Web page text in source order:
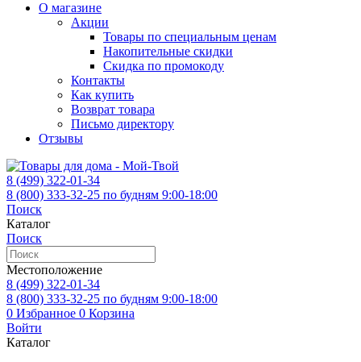
О магазине
Акции
Товары по специальным ценам
Накопительные скидки
Скидка по промокоду
Контакты
Как купить
Возврат товара
Письмо директору
Отзывы
8 (499) 322-01-34
8 (800) 333-32-25 по будням 9:00-18:00
Поиск
Каталог
Поиск
Местоположение
8 (499) 322-01-34
8 (800) 333-32-25 по будням 9:00-18:00
0 Избранное 0 Корзина
Войти
Каталог